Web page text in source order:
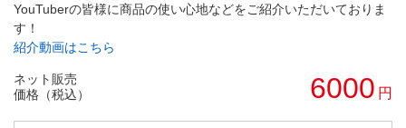
YouTuberの皆様に商品の使い心地などをご紹介いただいておりま
す！
紹介動画はこちら
ネット販売
価格（税込）
6000 円